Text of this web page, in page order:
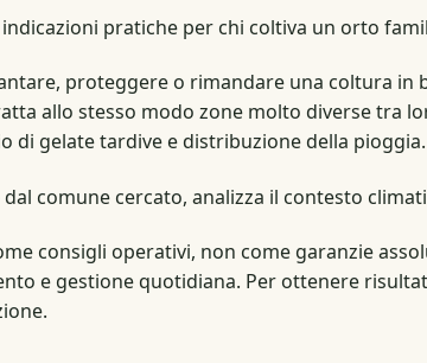
pratiche per chi coltiva un orto
proteggere o rimandare una coltura
allo stesso modo zone molto diverse tra
di gelate tardive e distribuzione della pioggia.
comune cercato, analizza il contesto
consigli operativi, non come garanzie
e gestione quotidiana. Per ottenere